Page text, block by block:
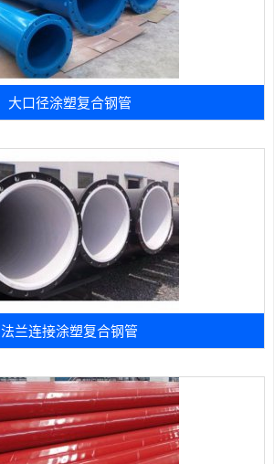
大口径涂塑复合钢管
法兰连接涂塑复合钢管